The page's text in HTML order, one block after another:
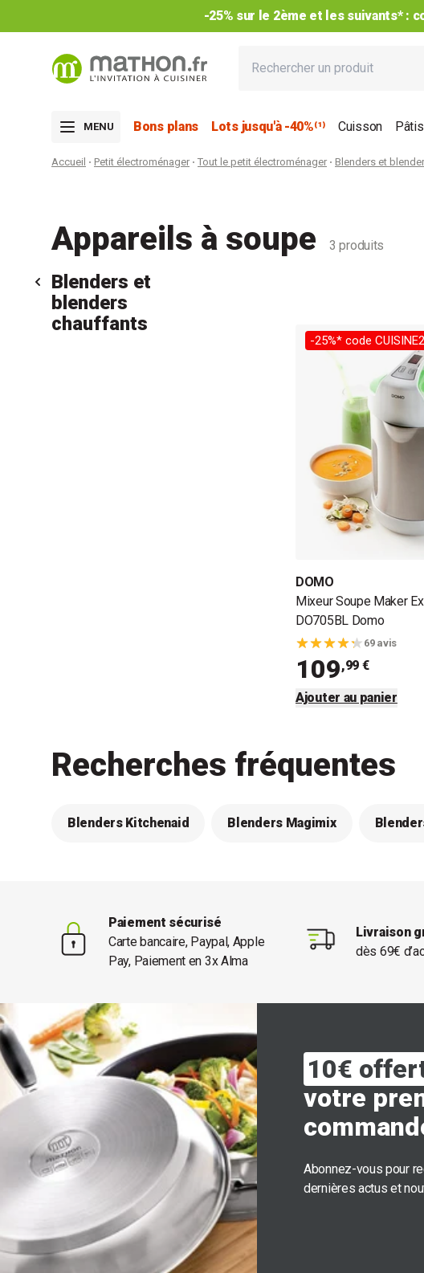
MENU Bons plans Lots jusqu'à -40%⁽¹⁾ Cuisson
Accueil Petit électroménager Tout le petit électroménager Blenders et
Appareils à soupe 3 produits
Blenders et
blenders
chauffants
-25%* code
DOMO
Mixeur Soupe Maker
DO705BL Domo
69 avis
109,99 €
Ajouter au panier
Recherches fréquentes
Blenders Kitchenaid Blenders Magimix
Paiement sécurisé
Carte bancaire, Paypal, Apple
Pay, Paiement en 3x Alma
Livraison
dès 69€
10€
votre
Abonnez-vous pour
dernières actus et